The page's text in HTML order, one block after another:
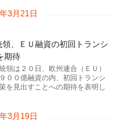
3月21日
、ＥＵ融資の初回トランシ
期待
領は２０日、欧州連合（ＥＵ）
００億融資の内、初回トランシ
を見出すことへの期待を表明し
3月19日